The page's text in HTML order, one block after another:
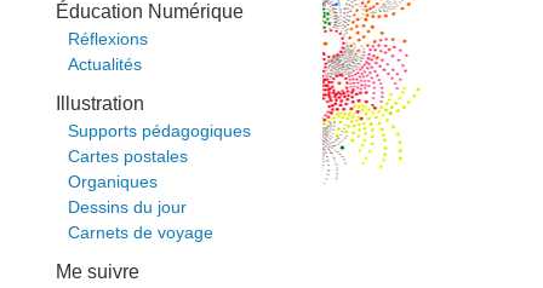
Éducation Numérique
Réflexions
Actualités
Illustration
Supports pédagogiques
Cartes postales
Organiques
Dessins du jour
Carnets de voyage
Me suivre